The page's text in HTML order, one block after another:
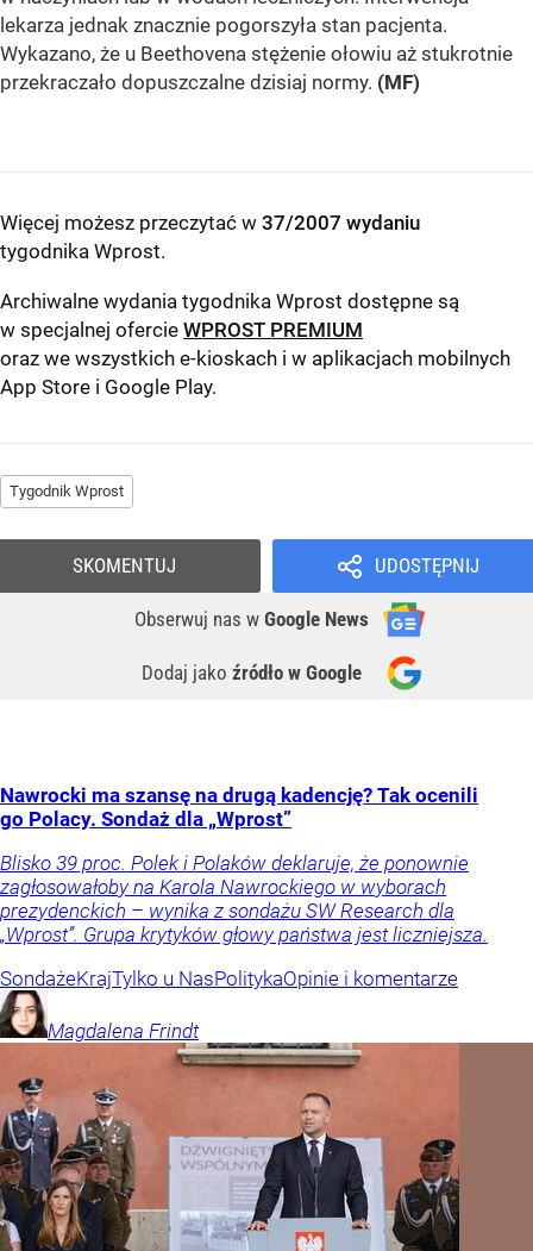
lekarza jednak znacznie pogorszyła stan pacjenta.
Wykazano, że u Beethovena stężenie ołowiu aż stukrotnie
przekraczało dopuszczalne dzisiaj normy. (MF)
Więcej możesz przeczytać w 37/2007 wydaniu
tygodnika Wprost.
Archiwalne wydania tygodnika Wprost dostępne są
w specjalnej ofercie WPROST PREMIUM
oraz we wszystkich e-kioskach i w aplikacjach mobilnych
App Store i Google Play.
Tygodnik Wprost
UDOSTĘPNIJ
Obserwuj nas w Google News
Dodaj jako źródło w Google
SKOMENTUJ
Nawrocki ma szansę na drugą kadencję? Tak ocenili
go Polacy. Sondaż dla „Wprost”
Blisko 39 proc. Polek i Polaków deklaruje, że ponownie
zagłosowałoby na Karola Nawrockiego w wyborach
prezydenckich – wynika z sondażu SW Research dla
„Wprost”. Grupa krytyków głowy państwa jest liczniejsza.
SondażeKrajTylko u NasPolitykaOpinie i komentarze
Magdalena Frindt